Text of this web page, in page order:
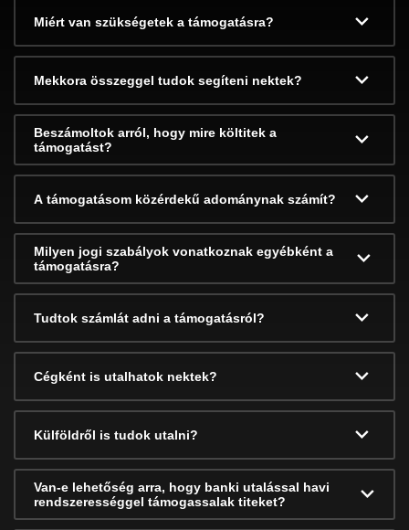
Miért van szükségetek a támogatásra?
Mekkora összeggel tudok segíteni nektek?
Beszámoltok arról, hogy mire költitek a
támogatást?
A támogatásom közérdekű adománynak számít?
Milyen jogi szabályok vonatkoznak egyébként a
támogatásra?
Tudtok számlát adni a támogatásról?
Cégként is utalhatok nektek?
Külföldről is tudok utalni?
Van-e lehetőség arra, hogy banki utalással havi
rendszerességgel támogassalak titeket?